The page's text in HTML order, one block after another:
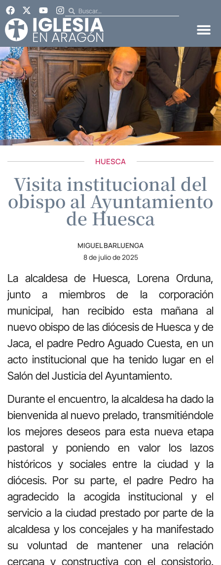
HUESCA
Visita institucional del
obispo al Ayuntamiento
de Huesca
MIGUEL BARLUENGA
8 de julio de 2025
La alcaldesa de Huesca, Lorena Orduna,
junto a miembros de la corporación
municipal, han recibido esta mañana al
nuevo obispo de las diócesis de Huesca y de
Jaca, el padre Pedro Aguado Cuesta, en un
acto institucional que ha tenido lugar en el
Salón del Justicia del Ayuntamiento.
Durante el encuentro, la alcaldesa ha dado la
bienvenida al nuevo prelado, transmitiéndole
los mejores deseos para esta nueva etapa
pastoral y poniendo en valor los lazos
históricos y sociales entre la ciudad y la
diócesis. Por su parte, el padre Pedro ha
agradecido la acogida institucional y el
servicio a la ciudad prestado por parte de la
alcaldesa y los concejales y ha manifestado
su voluntad de mantener una relación
cercana y constructiva con el consistorio.